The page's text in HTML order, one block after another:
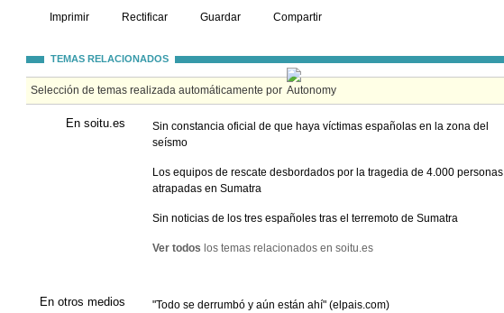
Imprimir Rectificar Guardar Compartir
TEMAS RELACIONADOS
Selección de temas realizada automáticamente por
En soitu.es
Sin constancia oficial de que haya víctimas españolas en la zona del
seísmo
Los equipos de rescate desbordados por la tragedia de 4.000 personas
atrapadas en Sumatra
Sin noticias de los tres españoles tras el terremoto de Sumatra
Ver todos los temas relacionados en soitu.es
En otros medios "Todo se derrumbó y aún están ahí" (elpais.com)